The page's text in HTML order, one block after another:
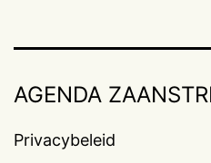
AGENDA
Privacybeleid